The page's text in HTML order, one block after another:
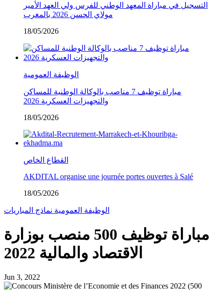
التسجيل في مباراة المعهد الوطني للفرس ولي العهد الأمير
مولاي الحسن 2026 بالمغرب
18/05/2026
الوظيفة العمومية
مباراة توظيف 7 مناصب بالوكالة الوطنية للمساكن
والتجهيزات العسكرية 2026
18/05/2026
القطاع الخاص
AKDITAL organise une journée portes ouvertes à Salé
18/05/2026
الوظيفة العمومية نماذج المباريات
مباراة توظيف 500 منصب بوزارة
الاقتصاد والمالية 2022
Jun 3, 2022